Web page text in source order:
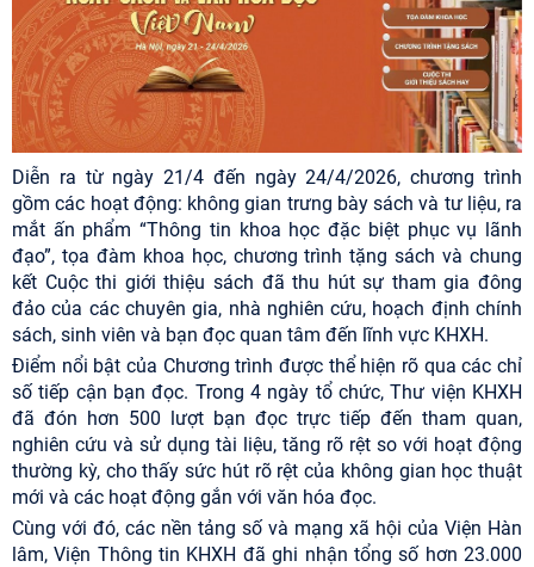
Diễn ra từ ngày 21/4 đến ngày 24/4/2026, chương trình
gồm các hoạt động: không gian trưng bày sách và tư liệu, ra
mắt ấn phẩm “Thông tin khoa học đặc biệt phục vụ lãnh
đạo”, tọa đàm khoa học, chương trình tặng sách và chung
kết Cuộc thi giới thiệu sách đã thu hút sự tham gia đông
đảo của các chuyên gia, nhà nghiên cứu, hoạch định chính
sách, sinh viên và bạn đọc quan tâm đến lĩnh vực KHXH.
Điểm nổi bật của Chương trình được thể hiện rõ qua các chỉ
số tiếp cận bạn đọc. Trong 4 ngày tổ chức, Thư viện KHXH
đã đón hơn 500 lượt bạn đọc trực tiếp đến tham quan,
nghiên cứu và sử dụng tài liệu, tăng rõ rệt so với hoạt động
thường kỳ, cho thấy sức hút rõ rệt của không gian học thuật
mới và các hoạt động gắn với văn hóa đọc.
Cùng với đó, các nền tảng số và mạng xã hội của Viện Hàn
lâm, Viện Thông tin KHXH đã ghi nhận tổng số hơn 23.000